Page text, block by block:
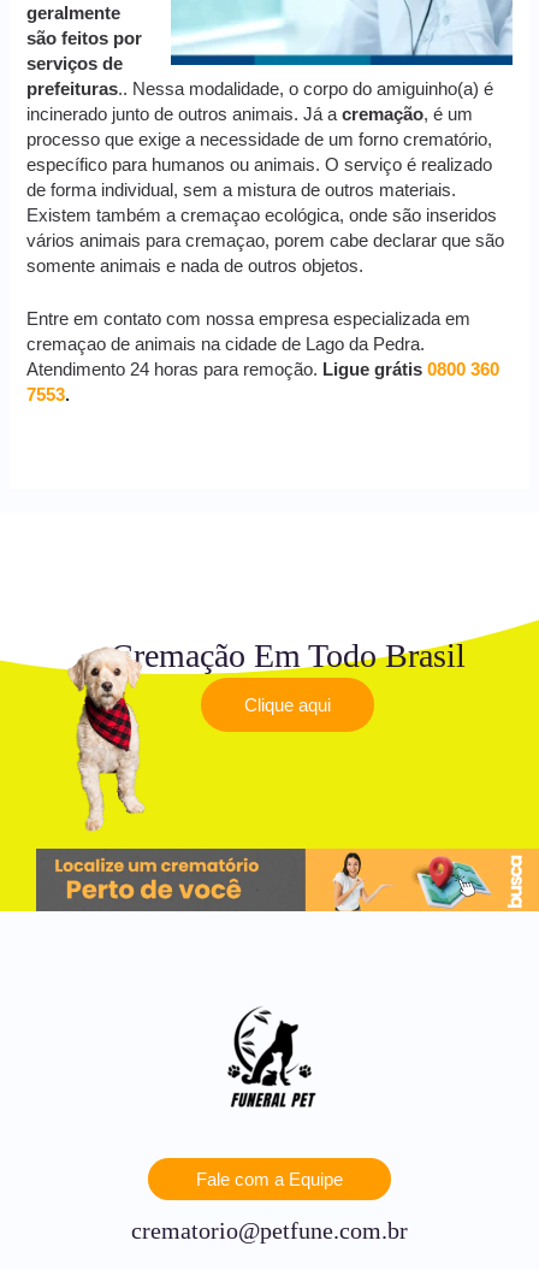
geralmente
são feitos por
serviços de
prefeituras.. Nessa modalidade, o corpo do amiguinho(a) é
incinerado junto de outros animais. Já acremação, é um
processo que exige a necessidade de um forno crematório,
específico para humanos ou animais. O serviço é realizado
de forma individual, sem a mistura de outros materiais.
Existem também a cremaçao ecológica, onde são inseridos
vários animais para cremaçao, porem cabe declarar que são
somente animais e nada de outros objetos.
Entre em contato com nossa empresa especializada em
cremaçao de animais na cidade de Lago da Pedra.
Atendimento 24 horas para remoção. Ligue grátis0800 360
7553.
Cremação Em Todo Brasil
Clique aqui
Fale com a Equipe
crematorio@petfune.com.br